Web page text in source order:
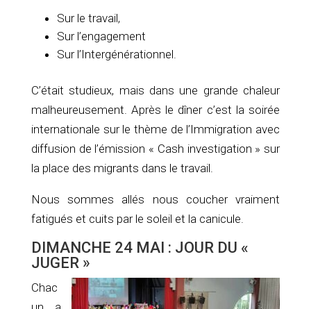
Sur le travail,
Sur l’engagement
Sur l’Intergénérationnel.
C’était studieux, mais dans une grande chaleur
malheureusement. Après le dîner c’est la soirée
internationale sur le thème de l’Immigration avec
diffusion de l’émission « Cash investigation » sur
la place des migrants dans le travail.
Nous sommes allés nous coucher vraiment
fatigués et cuits par le soleil et la canicule.
DIMANCHE 24 MAI : JOUR DU «
JUGER »
Chac